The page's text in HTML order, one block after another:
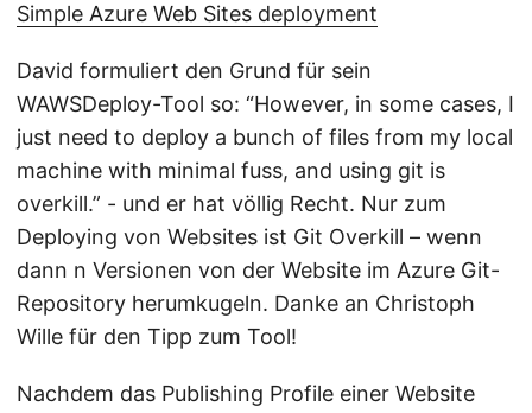
Simple Azure Web Sites deployment
David formuliert den Grund für sein
WAWSDeploy-Tool so: “However, in some cases, I
just need to deploy a bunch of files from my local
machine with minimal fuss, and using git is
overkill.” - und er hat völlig Recht. Nur zum
Deploying von Websites ist Git Overkill – wenn
dann n Versionen von der Website im Azure Git-
Repository herumkugeln. Danke an Christoph
Wille für den Tipp zum Tool!
Nachdem das Publishing Profile einer Website